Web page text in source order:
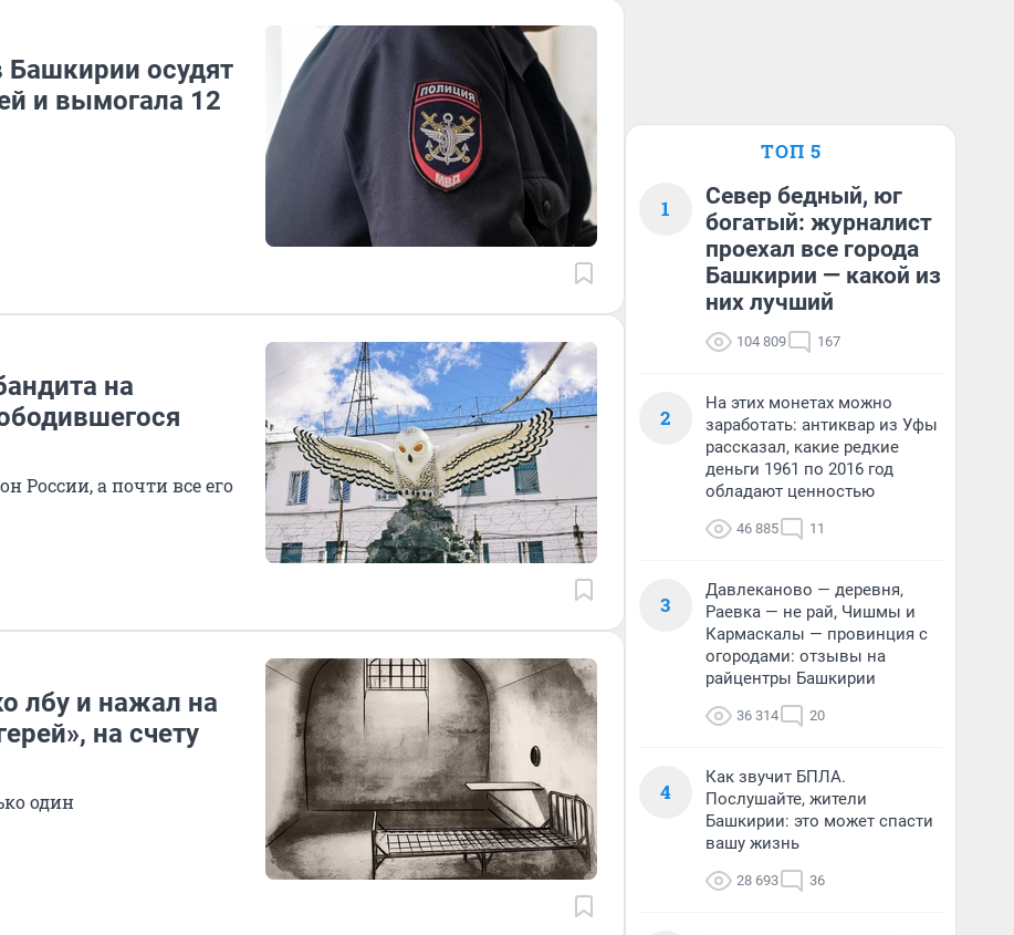
Башкирии осудят
и вымогала 12
на
России, а почти все его
лбу и нажал на
на счету
один
ТОП 5
1
Север бедный, юг
богатый: журналист
проехал все города
Башкирии — какой из
них лучший
104 809 167
2
На этих монетах можно
заработать: антиквар из Уфы
рассказал, какие редкие
деньги 1961 по 2016 год
обладают ценностью
46 885 11
3
Давлеканово — деревня,
Раевка — не рай, Чишмы и
Кармаскалы — провинция с
огородами: отзывы на
райцентры Башкирии
36 314 20
4
Как звучит БПЛА.
Послушайте, жители
Башкирии: это может спасти
вашу жизнь
28 693 36